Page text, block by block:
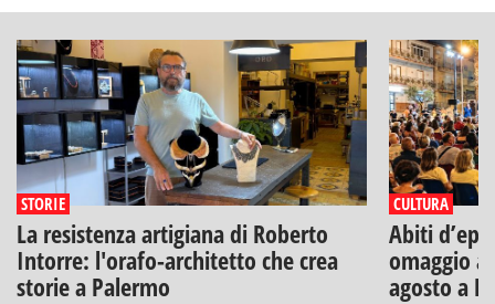
STORIE
La resistenza artigiana di Roberto
Intorre: l'orafo-architetto che crea
storie a Palermo
CULTURA
Abiti
omaggio
agosto a